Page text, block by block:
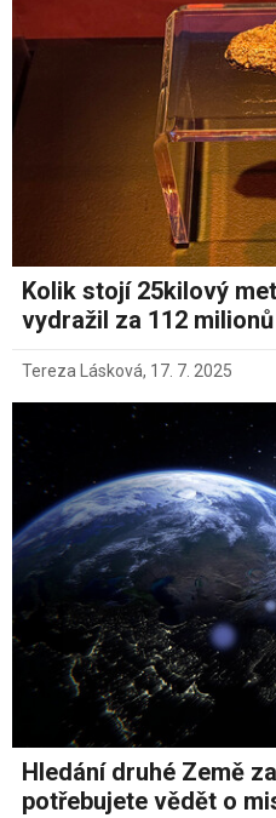
Kolik stojí 25kilový
vydražil za 112
Tereza Lásková, 17. 7. 2025
Hledání druhé Země
potřebujete vědět o